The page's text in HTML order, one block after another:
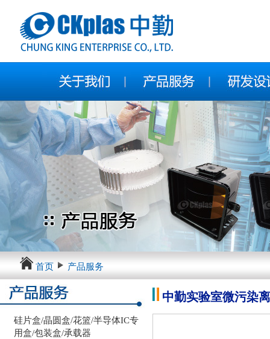
首页 产品服务
硅片盒/晶圆盒/花篮/半导体IC专
用盒/包装盒/承载器
中勤实验室微污染